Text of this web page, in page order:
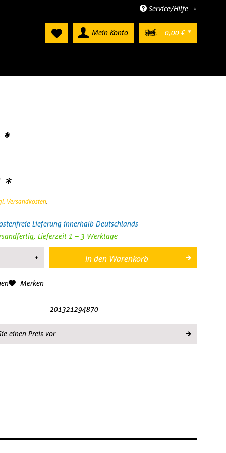
Service/Hilfe
Mein Konto 0,00 € *
*
*
Versandkosten.
Lieferung innerhalb Deutschlands
Lieferzeit 1 – 3 Werktage
In den Warenkorb
Merken
201321294870
einen Preis vor